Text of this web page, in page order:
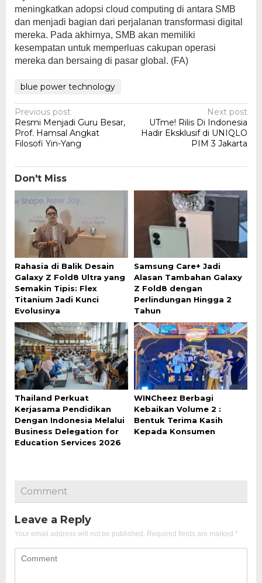
meningkatkan adopsi cloud computing di antara SMB
dan menjadi bagian dari perjalanan transformasi digital
mereka. Pada akhirnya, SMB akan memiliki
kesempatan untuk memperluas cakupan operasi
mereka dan bersaing di pasar global. (FA)
blue power technology
Post
navigation
Previous post
Resmi Menjadi Guru Besar,
Prof. Hamsal Angkat
Filosofi Yin-Yang
Next post
UTme! Rilis Di Indonesia
Hadir Eksklusif di UNIQLO
PIM 3 Jakarta
Don't Miss
Rahasia di Balik Desain
Galaxy Z Fold8 Ultra yang
Semakin Tipis: Flex
Titanium Jadi Kunci
Evolusinya
Samsung Care+ Jadi
Alasan Tambahan Galaxy
Z Fold8 dengan
Perlindungan Hingga 2
Tahun
Thailand Perkuat
Kerjasama Pendidikan
Dengan Indonesia Melalui
Business Delegation for
Education Services 2026
WINCheez Berbagi
Kebaikan Volume 2 :
Bentuk Terima Kasih
Kepada Konsumen
Comment
Leave a Reply
Your email address will not be published. Required fields are marked *